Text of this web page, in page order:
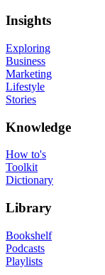
Insights
Exploring
Business
Marketing
Lifestyle
Stories
Knowledge
How to's
Toolkit
Dictionary
Library
Bookshelf
Podcasts
Playlists